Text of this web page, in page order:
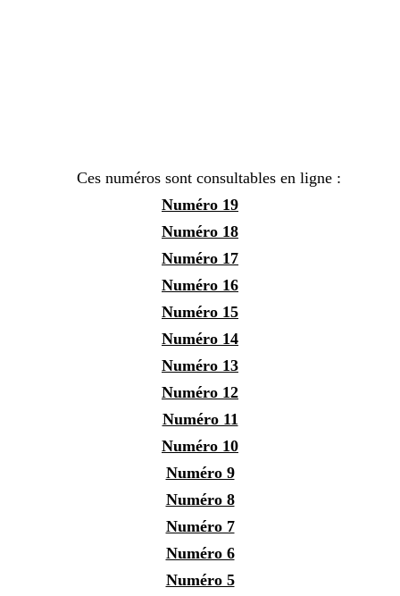
Ces numéros sont consultables en ligne :
Numéro 19
Numéro 18
Numéro 17
Numéro 16
Numéro 15
Numéro 14
Numéro 13
Numéro 12
Numéro 11
Numéro 10
Numéro 9
Numéro 8
Numéro 7
Numéro 6
Numéro 5